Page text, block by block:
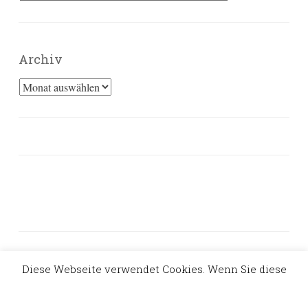
Archiv
Archiv
Diese Webseite verwendet Cookies. Wenn Sie diese